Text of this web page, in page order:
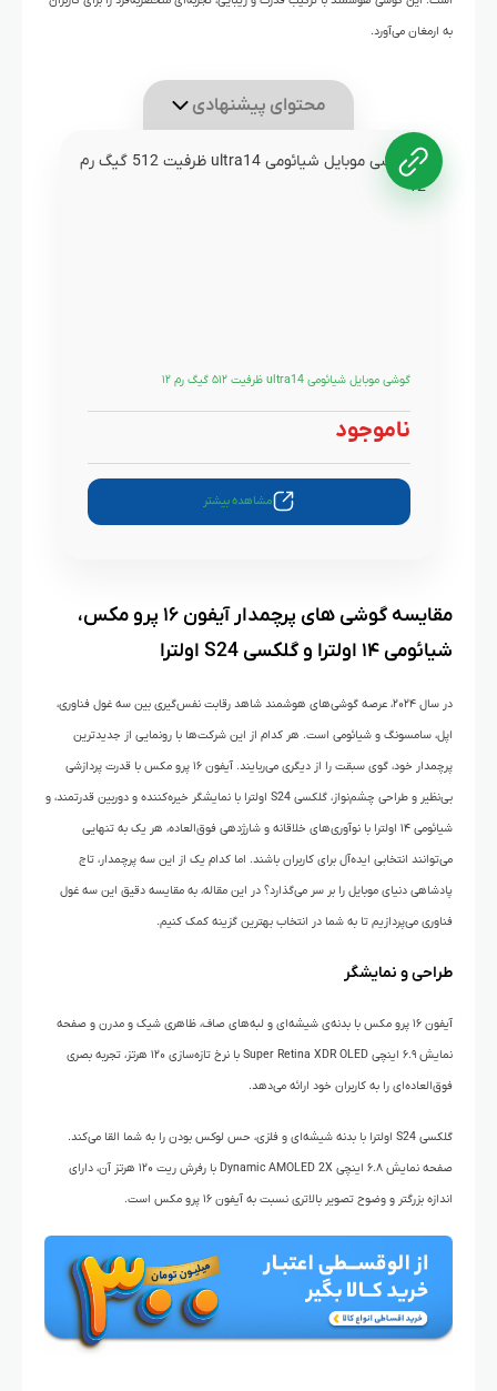
به ارمغان می‌آورد.
محتوای پیشنهادی
گوشی موبایل شیائومی ultra14 ظرفیت ۵۱۲ گیگ رم ۱۲
ناموجود
مشاهده بیشتر
مقایسه گوشی های پرچمدار آیفون ۱۶ پرو مکس،
شیائومی ۱۴ اولترا و گلکسی S24 اولترا
در سال ۲۰۲۴، عرصه گوشی‌های هوشمند شاهد رقابت نفس‌گیری بین سه غول فناوری،
اپل، سامسونگ و شیائومی است. هر کدام از این شرکت‌ها با رونمایی از جدیدترین
پرچمدار خود، گوی سبقت را از دیگری می‌ربایند. آیفون ۱۶ پرو مکس با قدرت پردازشی
بی‌نظیر و طراحی چشم‌نواز، گلکسی S24 اولترا با نمایشگر خیره‌کننده و دوربین قدرتمند، و
شیائومی ۱۴ اولترا با نوآوری‌های خلاقانه و شارژدهی فوق‌العاده، هر یک به تنهایی
می‌توانند انتخابی ایده‌آل برای کاربران باشند. اما کدام یک از این سه پرچمدار، تاج
پادشاهی دنیای موبایل را بر سر می‌گذارد؟ در این مقاله، به مقایسه دقیق این سه غول
فناوری می‌پردازیم تا به شما در انتخاب بهترین گزینه کمک کنیم.
طراحی و نمایشگر
آیفون ۱۶ پرو مکس با بدنه‌ی شیشه‌ای و لبه‌های صاف، ظاهری شیک و مدرن و صفحه
نمایش ۶.۹ اینچی Super Retina XDR OLED با نرخ تازه‌سازی ۱۲۰ هرتز، تجربه بصری
فوق‌العاده‌ای را به کاربران خود ارائه می‌دهد.
گلکسی S24 اولترا با بدنه شیشه‌ای و فلزی، حس لوکس بودن را به شما القا می‌کند.
صفحه نمایش ۶.۸ اینچی Dynamic AMOLED 2X با رفرش ریت ۱۲۰ هرتز آن، دارای
اندازه بزرگتر و وضوح تصویر بالاتری نسبت به آیفون ۱۶ پرو مکس است.